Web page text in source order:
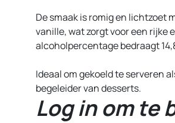
De smaak is romig en lichtzoet
vanille, wat zorgt voor een rijke
alcoholpercentage bedraagt
Ideaal om gekoeld te serveren
begeleider van desserts.
Log in om te